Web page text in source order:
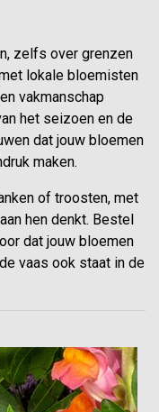
zelfs over grenzen
lokale bloemisten
vakmanschap
het seizoen en de
dat jouw bloemen
maken.
of troosten, met
hen denkt. Bestel
dat jouw bloemen
vaas ook staat in de